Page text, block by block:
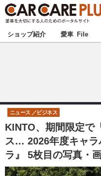
★カーケアプラス認定★
甲信越
東海
中国
ショップ紹介 愛車 File
KINTO、期間限定で
ス… 2026年度キャラ
ラ』 5枚目の写真・
ニュース ビジネス